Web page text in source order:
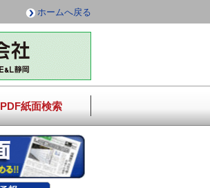
ホームへ戻る
PDF紙面検索